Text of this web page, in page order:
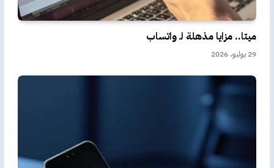
ميتا.. مزايا مذهلة لـ واتساب
29 يوليو، 2026